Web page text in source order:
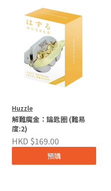
Huzzle
解難魔金：鑰匙圈 (難易
度:2)
HKD $169.00
預購